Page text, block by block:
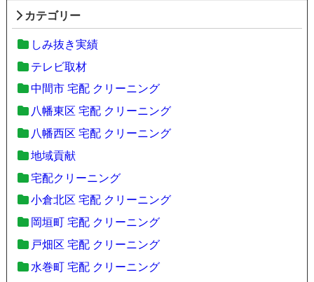
カテゴリー
しみ抜き実績
テレビ取材
中間市 宅配 クリーニング
八幡東区 宅配 クリーニング
八幡西区 宅配 クリーニング
地域貢献
宅配クリーニング
小倉北区 宅配 クリーニング
岡垣町 宅配 クリーニング
戸畑区 宅配 クリーニング
水巻町 宅配 クリーニング